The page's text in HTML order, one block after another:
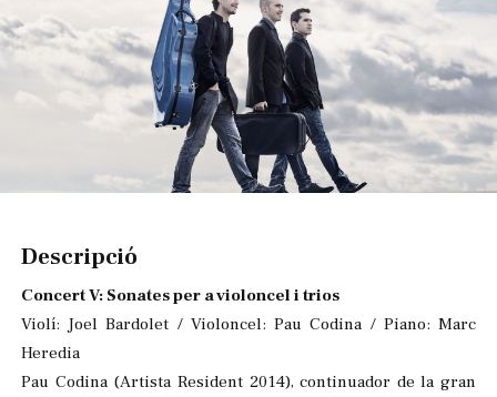
Descripció
Concert V: Sonates per a violoncel i trios
Violí: Joel Bardolet / Violoncel: Pau Codina / Piano: Marc
Heredia
Pau Codina (Artista Resident 2014), continuador de la gran